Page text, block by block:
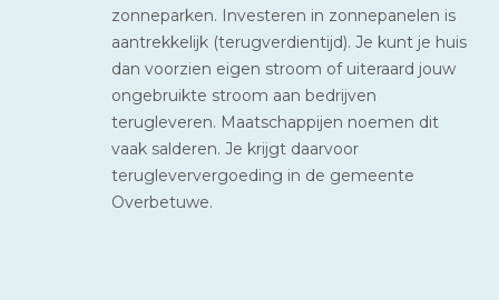
zonneparken. Investeren in zonnepanelen is
aantrekkelijk (terugverdientijd). Je kunt je huis
dan voorzien eigen stroom of uiteraard jouw
ongebruikte stroom aan bedrijven
terugleveren. Maatschappijen noemen dit
vaak salderen. Je krijgt daarvoor
terugleververgoeding in de gemeente
Overbetuwe.